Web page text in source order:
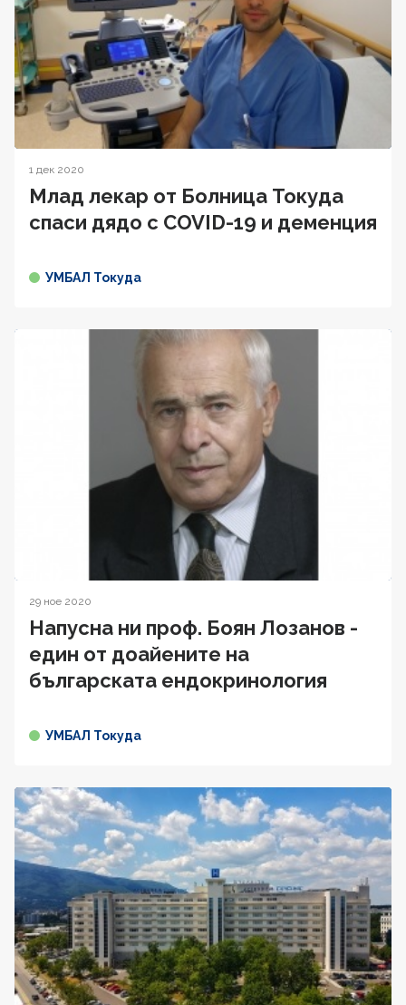
1 дек 2020
Млад лекар от Болница Токуда
спаси дядо с COVID-19 и деменция
УМБАЛ Токуда
29 ное 2020
Напусна ни проф. Боян Лозанов -
един от доайените на
българската ендокринология
УМБАЛ Токуда